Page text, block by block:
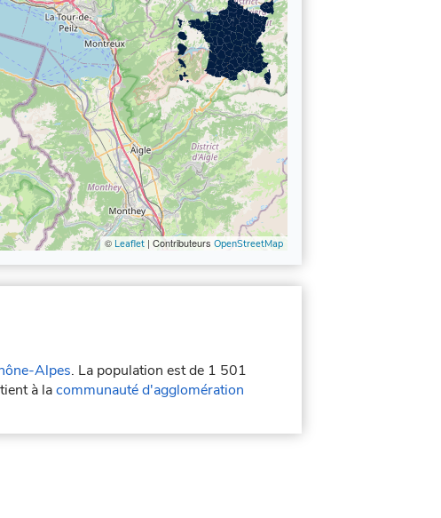
© Leaflet | Contributeurs OpenStreetMap
Alpes. La population est de 1 501
à lacommunauté d'agglomération